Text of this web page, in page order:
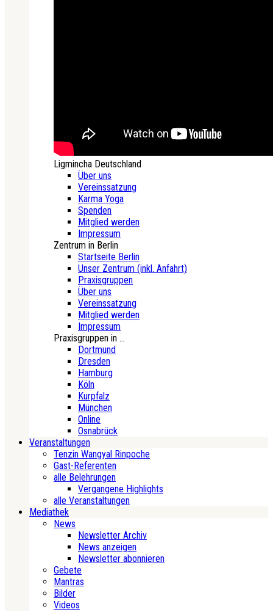
Ligmincha Deutschland
Über uns
Vereinssatzung
Karma Yoga
Spenden
Mitglied werden
Impressum
Zentrum in Berlin
Startseite Berlin
Unser Zentrum (inkl. Anfahrt)
Praxisgruppen
Über uns
Vereinssatzung
Mitglied werden
Impressum
Praxisgruppen in ...
Dortmund
Dresden
Hamburg
Köln
Kurpfalz
München
Online
Osnabrück
Veranstaltungen
Tenzin Wangyal Rinpoche
Gast-Referenten
alle Belehrungen
Vergangene Highlights
alle Veranstaltungen
Mediathek
News
Newsletter Archiv
News anzeigen
Newsletter abonnieren
Gebete
Mantras
Bilder
Videos